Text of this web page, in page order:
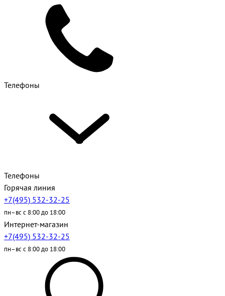
Телефоны
Телефоны
Горячая линия
+7(495) 532-32-25
пн–вс с 8:00 до 18:00
Интернет-магазин
+7(495) 532-32-25
пн–вс с 8:00 до 18:00